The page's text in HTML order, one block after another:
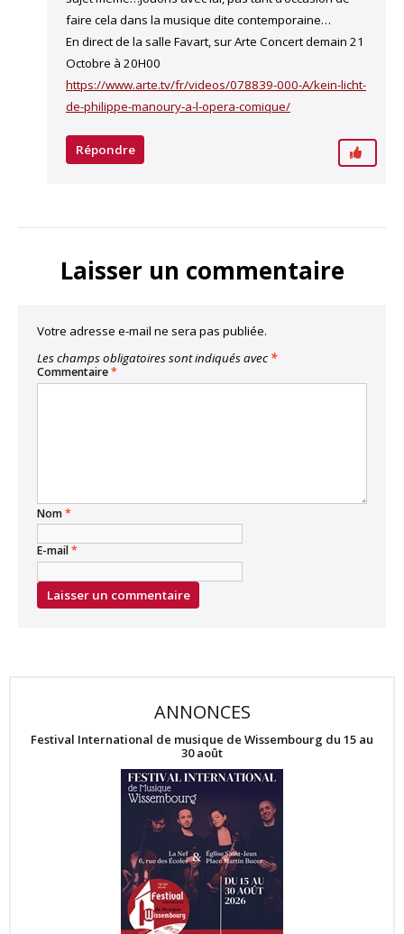
faire cela dans la musique dite contemporaine…
En direct de la salle Favart, sur Arte Concert demain 21
Octobre à 20H00
https://www.arte.tv/fr/videos/078839-000-A/kein-licht-
de-philippe-manoury-a-l-opera-comique/
Répondre
Laisser un commentaire
Votre adresse e-mail ne sera pas publiée.
Les champs obligatoires sont indiqués avec *
Commentaire*
Nom*
E-mail*
ANNONCES
Festival International de musique de Wissembourg du 15 au
30 août